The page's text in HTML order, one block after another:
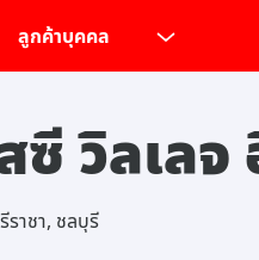
ลูกค้าบุคคล
ซี วิลเล
ราชา, ชลบุรี